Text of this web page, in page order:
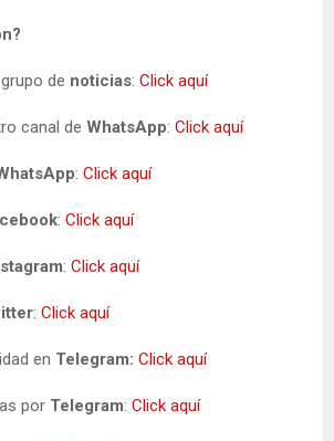
de noticias: Click aquí
canal de WhatsApp: Click aquí
: Click aquí
: Click aquí
: Click aquí
: Click aquí
en Telegram: Click aquí
por Telegram: Click aquí